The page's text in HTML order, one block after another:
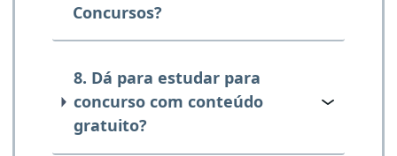
Concursos?
8. Dá para estudar para
concurso com conteúdo
gratuito?